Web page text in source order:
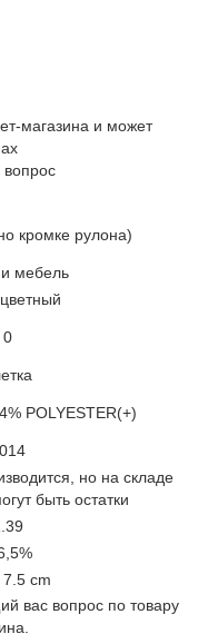
магазина и может
вопрос
кромке рулона)
мебель
0
POLYESTER(+)
но на складе
быть остатки
cm
вас вопрос по товару